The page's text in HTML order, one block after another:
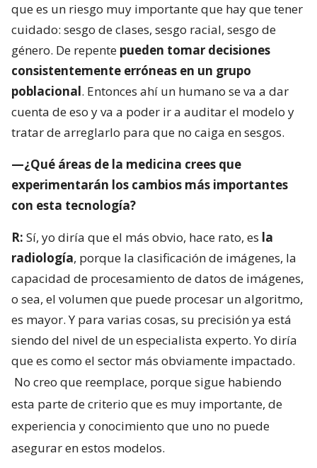
que es un riesgo muy importante que hay que tener
cuidado: sesgo de clases, sesgo racial, sesgo de
género. De repente pueden tomar decisiones
consistentemente erróneas en un grupo
poblacional. Entonces ahí un humano se va a dar
cuenta de eso y va a poder ir a auditar el modelo y
tratar de arreglarlo para que no caiga en sesgos.
—¿Qué áreas de la medicina crees que
experimentarán los cambios más importantes
con esta tecnología?
R: Sí, yo diría que el más obvio, hace rato, es la
radiología, porque la clasificación de imágenes, la
capacidad de procesamiento de datos de imágenes,
o sea, el volumen que puede procesar un algoritmo,
es mayor. Y para varias cosas, su precisión ya está
siendo del nivel de un especialista experto. Yo diría
que es como el sector más obviamente impactado.
No creo que reemplace, porque sigue habiendo
esta parte de criterio que es muy importante, de
experiencia y conocimiento que uno no puede
asegurar en estos modelos.